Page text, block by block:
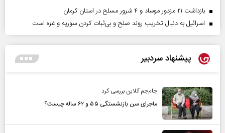
بازداشت ۲۱ مزدور موساد و ۴ شرور مسلح در استان کرمان
اسرائیل به دنبال تخریب روند صلح و بی‌ثبات کردن سوریه و غزه است
پیشنهاد سردبیر
جام‌جم آنلاین بررسی کرد
ماجرای سن بازنشستگی ۵۵ و ۶۲ ساله چیست؟